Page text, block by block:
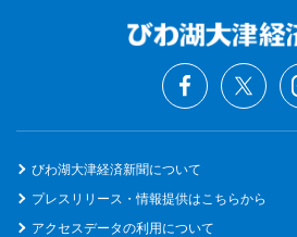
びわ湖大津経済新聞について
プレスリリース・情報提供はこちらから
アクセスデータの利用について